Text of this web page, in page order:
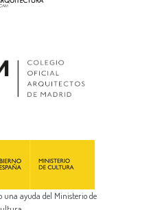
una ayuda del Ministerio de